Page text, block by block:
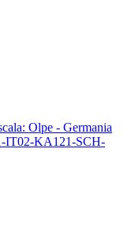
Olpe - Germania
IT02-KA121-SCH-